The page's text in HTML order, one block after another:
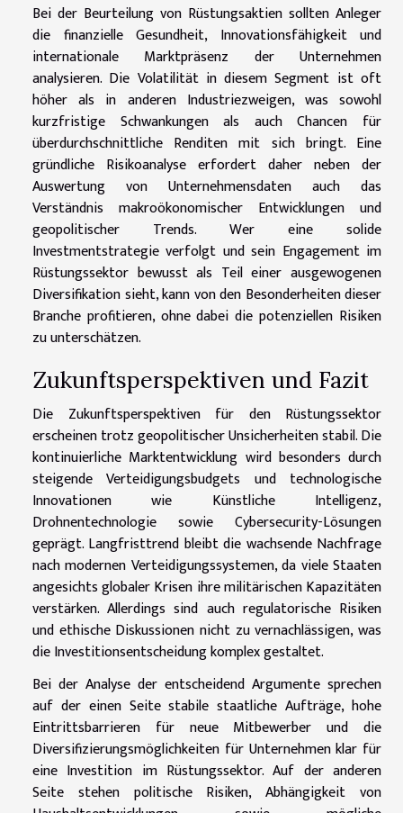
Bei der Beurteilung von Rüstungsaktien sollten Anleger
die finanzielle Gesundheit, Innovationsfähigkeit und
internationale Marktpräsenz der Unternehmen
analysieren. Die Volatilität in diesem Segment ist oft
höher als in anderen Industriezweigen, was sowohl
kurzfristige Schwankungen als auch Chancen für
überdurchschnittliche Renditen mit sich bringt. Eine
gründliche Risikoanalyse erfordert daher neben der
Auswertung von Unternehmensdaten auch das
Verständnis makroökonomischer Entwicklungen und
geopolitischer Trends. Wer eine solide
Investmentstrategie verfolgt und sein Engagement im
Rüstungssektor bewusst als Teil einer ausgewogenen
Diversifikation sieht, kann von den Besonderheiten dieser
Branche profitieren, ohne dabei die potenziellen Risiken
zu unterschätzen.
Zukunftsperspektiven und Fazit
Die Zukunftsperspektiven für den Rüstungssektor
erscheinen trotz geopolitischer Unsicherheiten stabil. Die
kontinuierliche Marktentwicklung wird besonders durch
steigende Verteidigungsbudgets und technologische
Innovationen wie Künstliche Intelligenz,
Drohnentechnologie sowie Cybersecurity-Lösungen
geprägt. Langfristtrend bleibt die wachsende Nachfrage
nach modernen Verteidigungssystemen, da viele Staaten
angesichts globaler Krisen ihre militärischen Kapazitäten
verstärken. Allerdings sind auch regulatorische Risiken
und ethische Diskussionen nicht zu vernachlässigen, was
die Investitionsentscheidung komplex gestaltet.
Bei der Analyse der entscheidend Argumente sprechen
auf der einen Seite stabile staatliche Aufträge, hohe
Eintrittsbarrieren für neue Mitbewerber und die
Diversifizierungsmöglichkeiten für Unternehmen klar für
eine Investition im Rüstungssektor. Auf der anderen
Seite stehen politische Risiken, Abhängigkeit von